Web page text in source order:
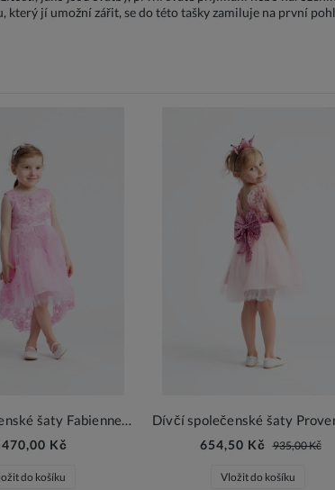
jí umožní zářit, se do této tašky zamiluje na první
Dívčí společenské šaty Fabienne růžová
470,00 Kč
do košíku
654,50 Kč 935,00 Kč
Vložit do košíku